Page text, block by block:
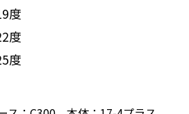
度
度
度